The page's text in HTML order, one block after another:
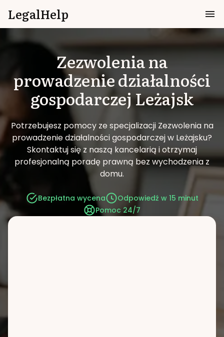
LegalHelp
Zezwolenia na
prowadzenie działalności
gospodarczejLeżajsk
Potrzebujesz pomocy ze specjalizacji Zezwolenia na
prowadzenie działalności gospodarczej w Leżajsku?
Skontaktuj się z naszą kancelarią i otrzymaj
profesjonalną poradę prawną bez wychodzenia z
domu.
Bezpłatna wycena
Odpowiedź w 15 minut
Pomoc 24/7